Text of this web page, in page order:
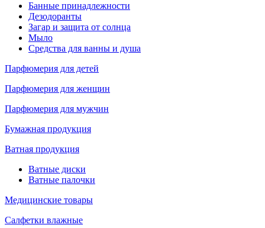
Банные принадлежности
Дезодоранты
Загар и защита от солнца
Мыло
Средства для ванны и душа
Парфюмерия для детей
Парфюмерия для женщин
Парфюмерия для мужчин
Бумажная продукция
Ватная продукция
Ватные диски
Ватные палочки
Медицинские товары
Салфетки влажные